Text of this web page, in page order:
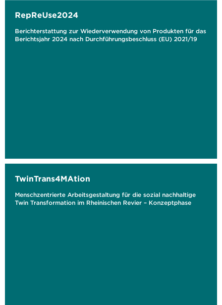
RepReUse2024
Berichterstattung zur Wiederverwendung von Produkten für das
Berichtsjahr 2024 nach Durchführungsbeschluss (EU) 2021/19
TwinTrans4MAtion
Menschzentrierte Arbeitsgestaltung für die sozial nachhaltige
Twin Transformation im Rheinischen Revier – Konzeptphase